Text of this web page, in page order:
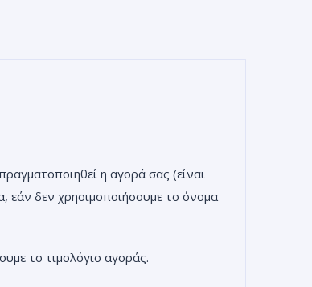
η αγορά σας (είναι
εάν δεν χρησιμοποιήσουμε το όνομα
το τιμολόγιο αγοράς.